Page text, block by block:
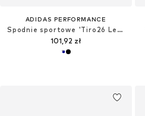
ADIDAS PERFORMANCE
Spodnie sportowe 'Tiro26 League'
101,92 zł